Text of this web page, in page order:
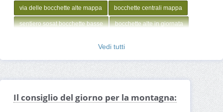
via delle bocchette alte mappa bocchette centrali mappa
sentiero sosat bocchette basse bocchette alte in giornata
Vedi tutti
Il consiglio del giorno per la montagna: